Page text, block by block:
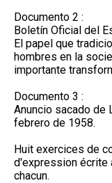
Documento 2 :
Boletín Oficial del
El papel que
hombres en la
importante
Documento 3 :
Anuncio sacado de
febrero de 1958.
Huit exercices de
d'expression écrite
chacun.